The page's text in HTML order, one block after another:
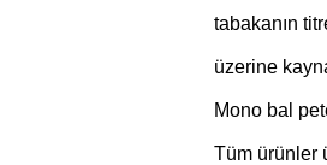
tabakanın
üzerine
Mono bal
Tüm ürünler